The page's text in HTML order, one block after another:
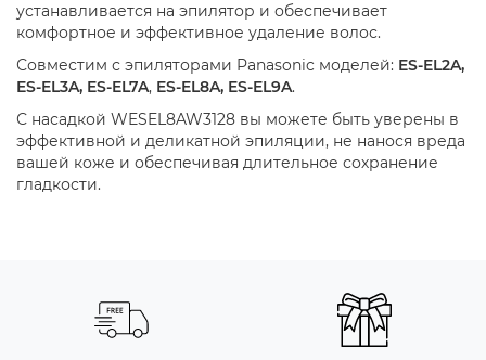
устанавливается на эпилятор и обеспечивает
комфортное и эффективное удаление волос.
Совместим с эпиляторами Panasonic моделей: ES-EL2A,
ES-EL3A, ES-EL7A, ES-EL8A, ES-EL9A.
С насадкой WESEL8AW3128 вы можете быть уверены в
эффективной и деликатной эпиляции, не нанося вреда
вашей коже и обеспечивая длительное сохранение
гладкости.